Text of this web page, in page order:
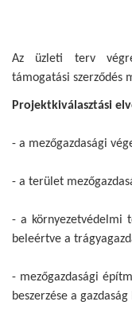
Az üzleti terv
támogatási szerződés
Projektkiválasztási
- a mezőgazdasági
- a terület
- a környezetvédelmi
beleértve a
- mezőgazdasági
beszerzése a